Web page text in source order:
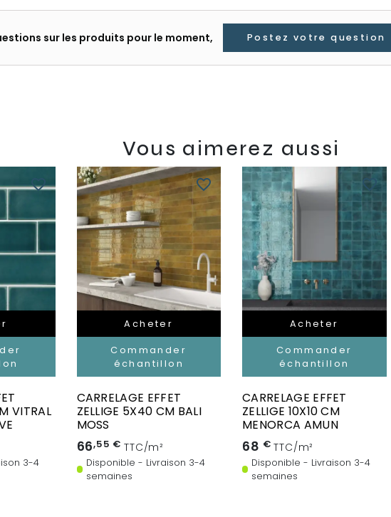
sur les produits pour le moment, Postez votre question
Vous aimerez aussi
favorite_border
VITRAL
3-4
Acheter
Commander
échantillon
favorite_border
CARRELAGE EFFET
ZELLIGE 5X40 CM BALI
MOSS
66,55 € TTC/m²
Disponible - Livraison 3-4
semaines
Acheter
Commander
échantillon
favorite_border
CARRELAGE EFFET
ZELLIGE 10X10 CM
MENORCA AMUN
68 € TTC/m²
Disponible - Livraison 3-4
semaines